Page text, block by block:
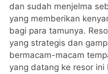
dan sudah menjelma
yang memberikan
bagi para tamunya.
yang strategis dan
bermacam-macam
yang datang ke resor ini